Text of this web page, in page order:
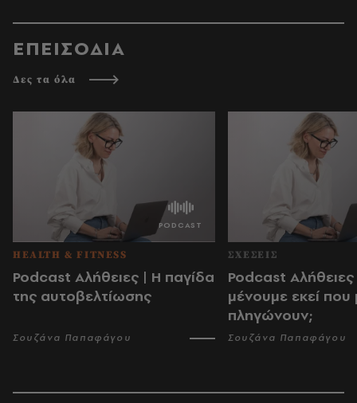
ΕΠΕΙΣΟΔΙΑ
Δες τα όλα
HEALTH & FITNESS
Podcast Αλήθειες | Η παγίδα
της αυτοβελτίωσης
Σουζάνα Παπαφάγου
ΣΧΕΣΕΙΣ
Podcast Αλήθειες
μένουμε εκεί που
πληγώνουν;
Σουζάνα Παπαφάγου